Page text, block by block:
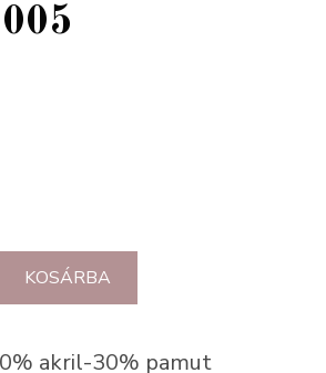
KOSÁRBA
akril-30% pamut